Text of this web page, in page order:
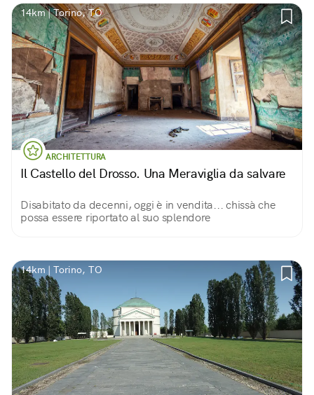
14km | Torino, TO
ARCHITETTURA
Il Castello del Drosso. Una Meraviglia da salvare
Disabitato da decenni, oggi è in vendita... chissà che
possa essere riportato al suo splendore
14km | Torino, TO